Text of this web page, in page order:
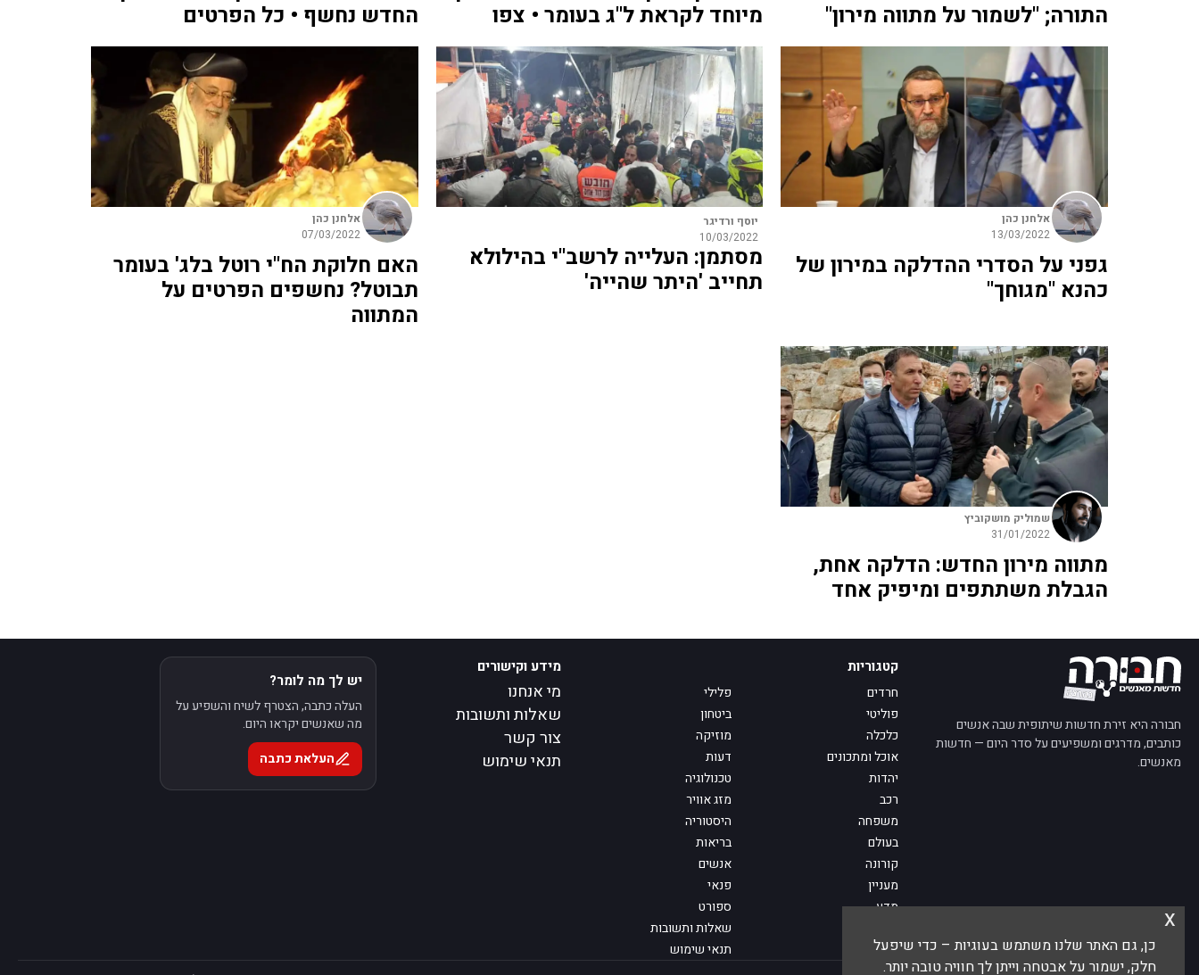
התורה; "לשמור על מתווה מירון"
מיוחד לקראת ל"ג בעומר • צפו
החדש נחשף • כל הפרטים
אלחנן כהן
13/03/2022
גפני על הסדרי ההדלקה במירון של
כהנא "מגוחך"
יוסף ורדיגר
10/03/2022
מסתמן: העלייה לרשב"י בהילולא
תחייב 'היתר שהייה'
אלחנן כהן
07/03/2022
האם חלוקת הח"י רוטל בלג' בעומר
תבוטל? נחשפים הפרטים על
המתווה
שמוליק מושקוביץ
31/01/2022
מתווה מירון החדש: הדלקה אחת,
הגבלת משתתפים ומיפיק אחד
כן, גם האתר שלנו משתמש בעוגיות – כדי שיפעל
חלק, ישמור על אבטחה וייתן לך חוויה טובה יותר.
x
חבורה היא זירת חדשות שיתופית שבה אנשים
כותבים, מדרגים ומשפיעים על סדר היום — חדשות
מאנשים.
קטגוריות
חרדים
פלילי
פוליטי
ביטחון
כלכלה
מוזיקה
אוכל ומתכונים
דעות
יהדות
טכנולוגיה
רכב
מזג אוויר
משפחה
היסטוריה
בעולם
בריאות
קורונה
אנשים
מעניין
פנאי
מדע
ספורט
שאלות ותשובות
פנו אלינו
תנאי שימוש
מידע וקישורים
מי אנחנו
שאלות ותשובות
צור קשר
תנאי שימוש
יש לך מה לומר?
העלה כתבה, הצטרף לשיח והשפיע על
מה שאנשים יקראו היום.
העלאת כתבה